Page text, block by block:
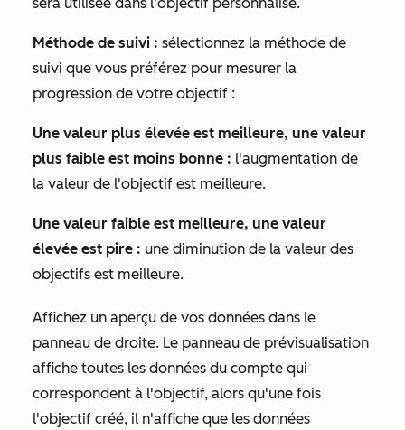
Méthode de suivi : sélectionnez la méthode de
suivi que vous préférez pour mesurer la
progression de votre objectif :
Une valeur plus élevée est meilleure, une valeur
plus faible est moins bonne : l'augmentation de
la valeur de l'objectif est meilleure.
Une valeur faible est meilleure, une valeur
élevée est pire : une diminution de la valeur des
objectifs est meilleure.
Affichez un aperçu de vos données dans le
panneau de droite. Le panneau de prévisualisation
affiche toutes les données du compte qui
correspondent à l'objectif, alors qu'une fois
l'objectif créé, il n'affiche que les données